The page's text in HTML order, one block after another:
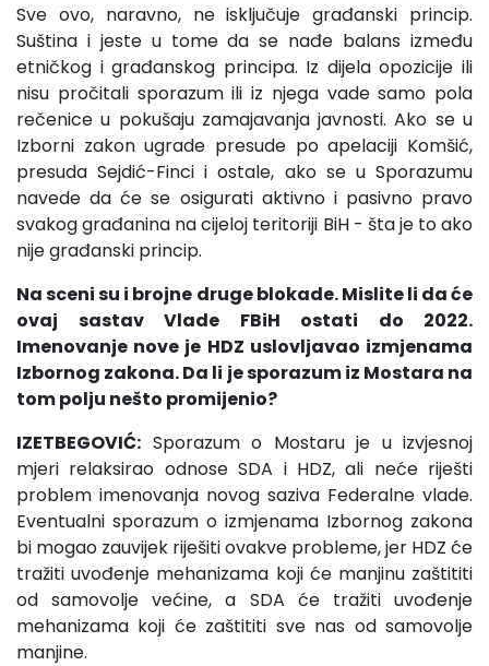
Sve ovo, naravno, ne isključuje građanski princip.
Suština i jeste u tome da se nađe balans između
etničkog i građanskog principa. Iz dijela opozicije ili
nisu pročitali sporazum ili iz njega vade samo pola
rečenice u pokušaju zamajavanja javnosti. Ako se u
Izborni zakon ugrade presude po apelaciji Komšić,
presuda Sejdić-Finci i ostale, ako se u Sporazumu
navede da će se osigurati aktivno i pasivno pravo
svakog građanina na cijeloj teritoriji BiH - šta je to ako
nije građanski princip.
Na sceni su i brojne druge blokade. Mislite li da će
ovaj sastav Vlade FBiH ostati do 2022.
Imenovanje nove je HDZ uslovljavao izmjenama
Izbornog zakona. Da li je sporazum iz Mostara na
tom polju nešto promijenio?
IZETBEGOVIĆ: Sporazum o Mostaru je u izvjesnoj
mjeri relaksirao odnose SDA i HDZ, ali neće riješti
problem imenovanja novog saziva Federalne vlade.
Eventualni sporazum o izmjenama Izbornog zakona
bi mogao zauvijek riješiti ovakve probleme, jer HDZ će
tražiti uvođenje mehanizama koji će manjinu zaštititi
od samovolje većine, a SDA će tražiti uvođenje
mehanizama koji će zaštititi sve nas od samovolje
manjine.